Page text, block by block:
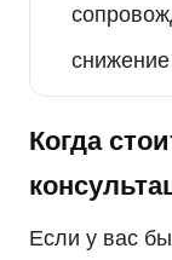
снижение
Когда
Если у вас